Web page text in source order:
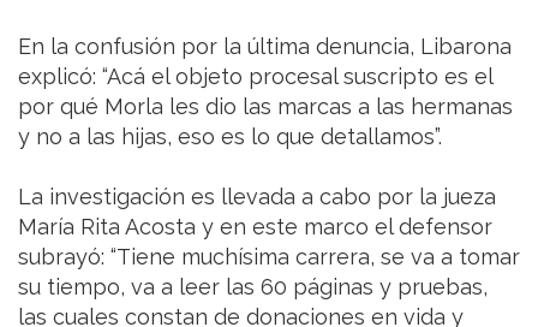
En la confusión por la última denuncia, Libarona
explicó: “Acá el objeto procesal suscripto es el
por qué Morla les dio las marcas a las hermanas
y no a las hijas, eso es lo que detallamos”.
La investigación es llevada a cabo por la jueza
María Rita Acosta y en este marco el defensor
subrayó: “Tiene muchísima carrera, se va a tomar
su tiempo, va a leer las 60 páginas y pruebas,
las cuales constan de donaciones en vida y